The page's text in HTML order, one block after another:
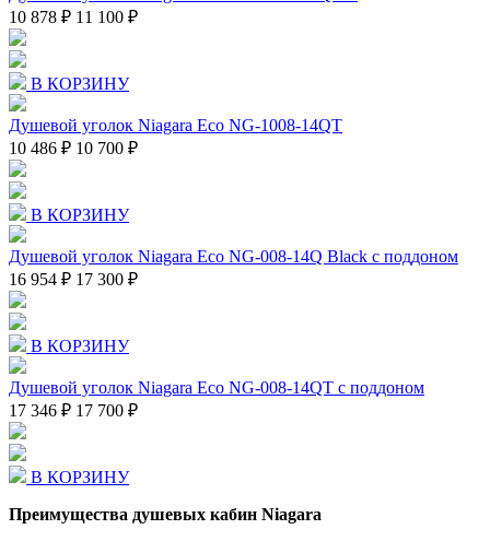
10 878 ₽ 11 100 ₽
В КОРЗИНУ
Душевой уголок Niagara Eco NG-1008-14QT
10 486 ₽ 10 700 ₽
В КОРЗИНУ
Душевой уголок Niagara Eco NG-008-14Q Black с поддоном
16 954 ₽ 17 300 ₽
В КОРЗИНУ
Душевой уголок Niagara Eco NG-008-14QT с поддоном
17 346 ₽ 17 700 ₽
В КОРЗИНУ
Преимущества душевых кабин Niagara